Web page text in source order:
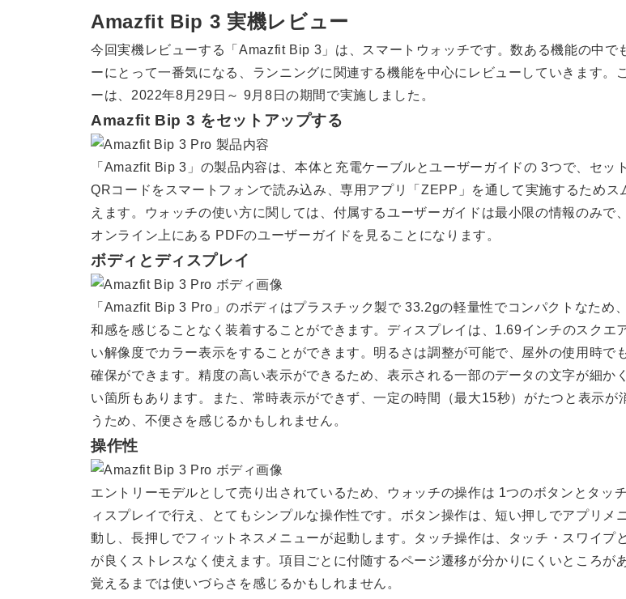
Amazfit Bip 3 実機レビュー
今回実機レビューする「Amazfit Bip 3」は、スマートウォッチです。数ある機能の中で
ーにとって一番気になる、ランニングに関連する機能を中心にレビューしていきます。
ーは、2022年8月29日～ 9月8日の期間で実施しました。
Amazfit Bip 3 をセットアップする
「Amazfit Bip 3」の製品内容は、本体と充電ケーブルとユーザーガイドの 3つで、セッ
QRコードをスマートフォンで読み込み、専用アプリ「ZEPP」を通して実施するためス
えます。ウォッチの使い方に関しては、付属するユーザーガイドは最小限の情報のみで
オンライン上にある PDFのユーザーガイドを見ることになります。
ボディとディスプレイ
「Amazfit Bip 3 Pro」のボディはプラスチック製で 33.2gの軽量性でコンパクトなため
和感を感じることなく装着することができます。ディスプレイは、1.69インチのスクエ
い解像度でカラー表示をすることができます。明るさは調整が可能で、屋外の使用時で
確保ができます。精度の高い表示ができるため、表示される一部のデータの文字が細か
い箇所もあります。また、常時表示ができず、一定の時間（最大15秒）がたつと表示が
うため、不便さを感じるかもしれません。
操作性
エントリーモデルとして売り出されているため、ウォッチの操作は 1つのボタンとタッ
ィスプレイで行え、とてもシンプルな操作性です。ボタン操作は、短い押しでアプリメ
動し、長押しでフィットネスメニューが起動します。タッチ操作は、タッチ・スワイプ
が良くストレスなく使えます。項目ごとに付随するページ遷移が分かりにくいところが
覚えるまでは使いづらさを感じるかもしれません。